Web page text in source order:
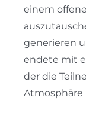
einem
generieren
endete mit
der die